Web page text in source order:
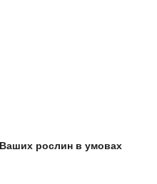
Ваших рослин в умовах